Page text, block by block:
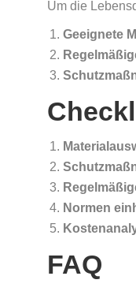
Um die
Geeignete
Normen
FAQ